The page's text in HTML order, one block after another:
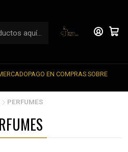
EN COMPRAS SOBRE
PERFUMES